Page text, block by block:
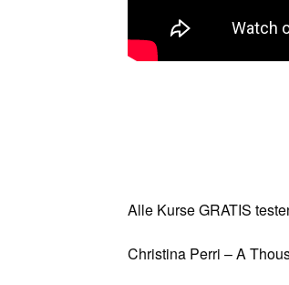
Alle Kurse GRATIS
Christina Perri – A